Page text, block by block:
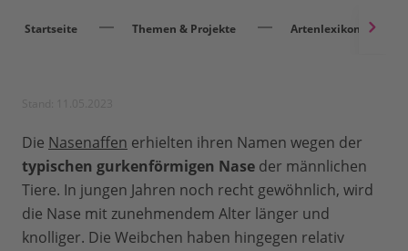
Startseite Themen & Projekte Artenlexikon
Die Nasenaffen erhielten ihren Namen wegen der
typischen gurkenförmigen Nase der männlichen
Tiere. In jungen Jahren noch recht gewöhnlich, wird
die Nase mit zunehmendem Alter länger und
knolliger. Die Weibchen haben hingegen relativ